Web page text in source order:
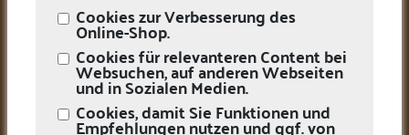
Mittwoch
10:00 AM–5:00 PM
10:00 AM–5:00 PM
10:00 AM–5:00 PM
Geschlossen
Geschlossen
Kontaktieren Sie uns
Cookies zur Verbesserung des
Online-Shop.
Cookies für relevanteren Content bei
Websuchen, auf anderen Webseiten
und in Sozialen Medien.
Cookies, damit Sie Funktionen und
Empfehlungen nutzen und ggf. von